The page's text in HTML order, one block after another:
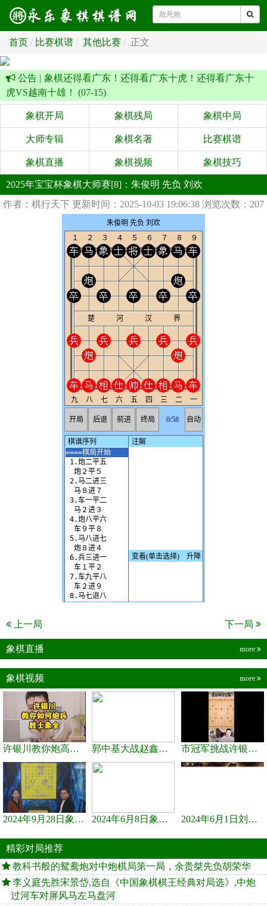
首页 比赛棋谱 其他比赛 正文
公告 | 象棋还得看广东！还得看广东十虎！还得看广东十
虎VS越南十雄！ (07-15)
象棋开局 象棋残局 象棋中局
大师专辑 象棋名著 比赛棋谱
象棋直播 象棋视频 象棋技巧
2025年宝宝杯象棋大师赛[8]：朱俊明 先负 刘欢
作者：棋行天下 更新时间：2025-10-03 19:06:38 浏览次数：207
上一局 下一局
象棋直播 more
象棋视频 more
许银川教你炮高兵士象全如何赢士象全，简单四步即可 郭中基大战赵鑫鑫，许银川激情讲解 市冠军挑战许银川，急进中兵变化真激烈！
2024年9月28日象棋世界栏目，刘君、蒋川讲解了第九届杨官璘杯象棋... 2024年6月8日象棋世界，刘君、蒋川讲解了第九届杨官璘杯全国象棋... 2024年6月1日刘君、蒋川讲解第三届上海杯象棋大师赛谢靖与李少庚...
精彩对局推荐
教科书般的鸳鸯炮对中炮棋局第一局，余贵桀先负胡荣华
李义庭先胜宋景岱,选自《中国象棋棋王经典对局选》,中炮
过河车对屏风马左马盘河